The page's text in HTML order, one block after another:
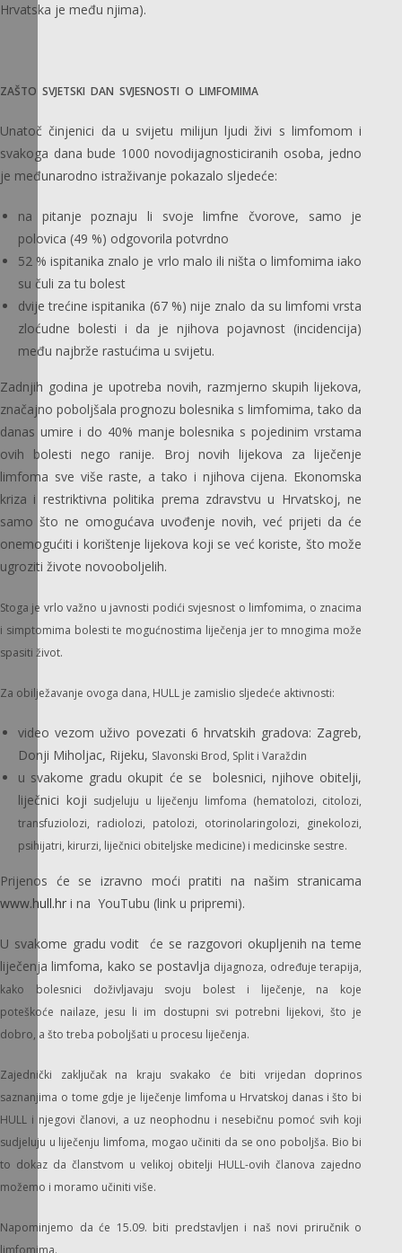
Hrvatska je među njima).
ZAŠTO SVJETSKI DAN SVJESNOSTI O LIMFOMIMA
Unatoč činjenici da u svijetu milijun ljudi živi s limfomom i
svakoga dana bude 1000 novodijagnosticiranih osoba, jedno
je međunarodno istraživanje pokazalo sljedeće:
na pitanje poznaju li svoje limfne čvorove, samo je
polovica (49 %) odgovorila potvrdno
52 % ispitanika znalo je vrlo malo ili ništa o limfomima iako
su čuli za tu bolest
dvije trećine ispitanika (67 %) nije znalo da su limfomi vrsta
zloćudne bolesti i da je njihova pojavnost (incidencija)
među najbrže rastućima u svijetu.
Zadnjih godina je upotreba novih, razmjerno skupih lijekova,
značajno poboljšala prognozu bolesnika s limfomima, tako da
danas umire i do 40% manje bolesnika s pojedinim vrstama
ovih bolesti nego ranije. Broj novih lijekova za liječenje
limfoma sve više raste, a tako i njihova cijena. Ekonomska
kriza i restriktivna politika prema zdravstvu u Hrvatskoj, ne
samo što ne omogućava uvođenje novih, već prijeti da će
onemogućiti i korištenje lijekova koji se već koriste, što može
ugroziti živote novooboljelih.
Stoga je vrlo važno u javnosti podići svjesnost o limfomima, o znacima
i simptomima bolesti te mogućnostima liječenja jer to mnogima može
spasiti život.
Za obilježavanje ovoga dana, HULL je zamislio sljedeće aktivnosti:
video vezom uživo povezati 6 hrvatskih gradova: Zagreb,
Donji Miholjac, Rijeku, Slavonski Brod, Split i Varaždin
u svakome gradu okupit će se bolesnici, njihove obitelji,
liječnici koji sudjeluju u liječenju limfoma (hematolozi, citolozi,
transfuziolozi, radiolozi, patolozi, otorinolaringolozi, ginekolozi,
psihijatri, kirurzi, liječnici obiteljske medicine) i medicinske sestre.
Prijenos će se izravno moći pratiti na našim stranicama
www.hull.hr i na YouTubu (link u pripremi).
U svakome gradu vodit će se razgovori okupljenih na teme
liječenja limfoma, kako se postavlja dijagnoza, određuje terapija,
kako bolesnici doživljavaju svoju bolest i liječenje, na koje
poteškoće nailaze, jesu li im dostupni svi potrebni lijekovi, što je
dobro, a što treba poboljšati u procesu liječenja.
Zajednički zaključak na kraju svakako će biti vrijedan doprinos
saznanjima o tome gdje je liječenje limfoma u Hrvatskoj danas i što bi
HULL i njegovi članovi, a uz neophodnu i nesebičnu pomoć svih koji
sudjeluju u liječenju limfoma, mogao učiniti da se ono poboljša. Bio bi
to dokaz da članstvom u velikoj obitelji HULL-ovih članova zajedno
možemo i moramo učiniti više.
Napominjemo da će 15.09. biti predstavljen i naš novi priručnik o
limfomima.